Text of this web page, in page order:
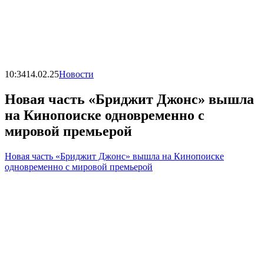
10:3414.02.25Новости
Новая часть «Бриджит Джонс» вышла
на Кинопоиске одновременно с
мировой премьерой
Новая часть «Бриджит Джонс» вышла на Кинопоиске
одновременно с мировой премьерой